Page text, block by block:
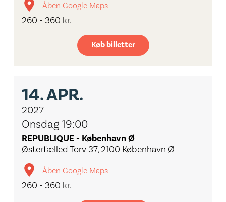
Åben Google Maps
260 - 360 kr.
Køb billetter
14.APR.
2027
Onsdag 19:00
REPUBLIQUE - København Ø
Østerfælled Torv 37, 2100 København Ø
Åben Google Maps
260 - 360 kr.